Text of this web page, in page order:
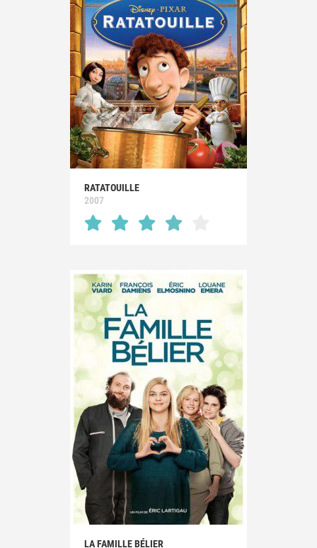
RATATOUILLE
2007
LA FAMILLE BÉLIER